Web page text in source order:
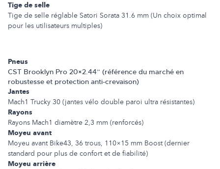
Tige de selle
Tige de selle réglable Satori Sorata 31.6 mm (Un choix optimal
pour les utilisateurs multiples)
Pneus
CST Brooklyn Pro 20×2.44” (référence du marché en
robustesse et protection anti-crevaison)
Jantes
Mach1 Trucky 30 (jantes vélo double paroi ultra résistantes)
Rayons
Rayons Mach1 diamètre 2,3 mm (renforcés)
Moyeu avant
Moyeu avant Bike43, 36 trous, 110×15 mm Boost (dernier
standard pour plus de confort et de fiabilité)
Moyeu arrière